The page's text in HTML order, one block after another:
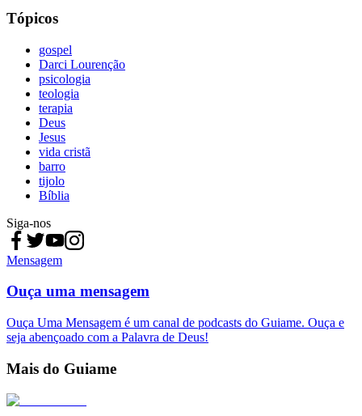
Tópicos
gospel
Darci Lourenção
psicologia
teologia
terapia
Deus
Jesus
vida cristã
barro
tijolo
Bíblia
Siga-nos
Mensagem
Ouça uma mensagem
Ouça Uma Mensagem é um canal de podcasts do Guiame. Ouça e
seja abençoado com a Palavra de Deus!
Mais do Guiame